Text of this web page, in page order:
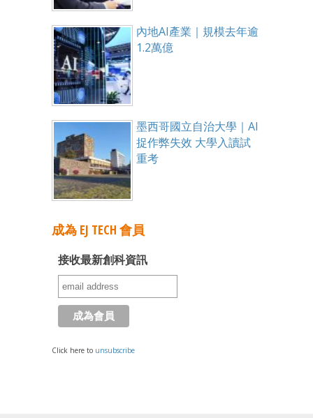
內地AI產業｜規模去年逾
1.2萬億
墨西哥國立自治大學｜AI
捉作弊失效 大學入讀試
重考
成為 EJ TECH 會員
接收最新創科資訊
Click here to unsubscribe